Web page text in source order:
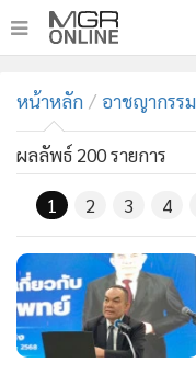
ทันเหตุการณ์
• ภาคใต้
ภูมิภาค
Online Section
• บันเทิง
• ผู้จัดการรายวัน
• คอลัมนิสต์
• ละคร
หน้าหลัก อาชญากรรม
ผลลัพธ์ 200 รายการ
1 2 3 4